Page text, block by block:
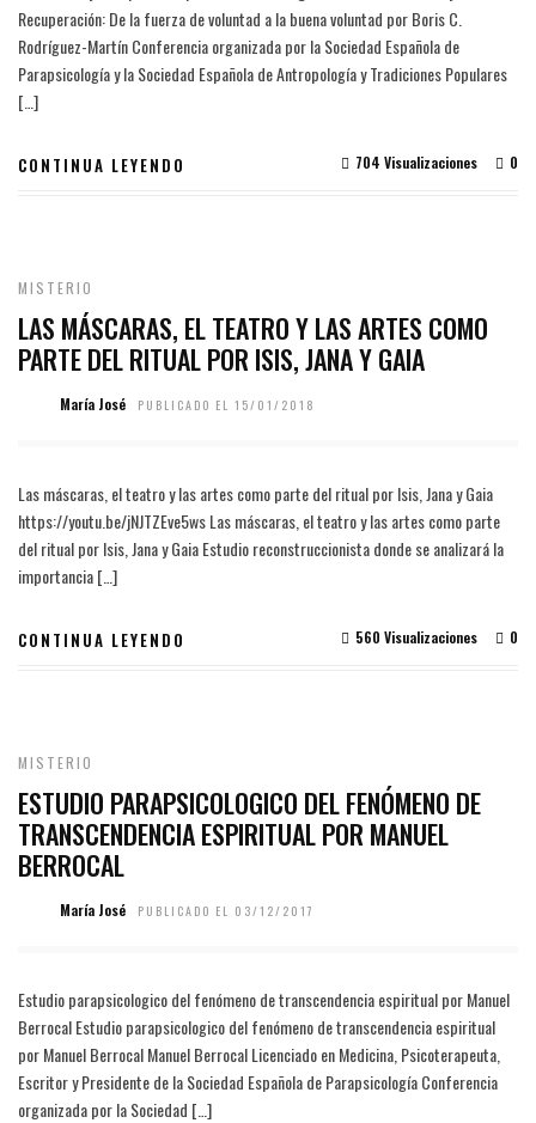
Recuperación: De la fuerza de voluntad a la buena voluntad por Boris C.
Rodríguez-Martín Conferencia organizada por la Sociedad Española de
Parapsicología y la Sociedad Española de Antropología y Tradiciones Populares
[…]
CONTINUA LEYENDO 0
704 Visualizaciones
MISTERIO
LAS MÁSCARAS, EL TEATRO Y LAS ARTES COMO
PARTE DEL RITUAL POR ISIS, JANA Y GAIA
María José PUBLICADO EL 15/01/2018
Las máscaras, el teatro y las artes como parte del ritual por Isis, Jana y Gaia
https://youtu.be/jNJTZEve5ws Las máscaras, el teatro y las artes como parte
del ritual por Isis, Jana y Gaia Estudio reconstruccionista donde se analizará la
importancia […]
CONTINUA LEYENDO 0
560 Visualizaciones
MISTERIO
ESTUDIO PARAPSICOLOGICO DEL FENÓMENO DE
TRANSCENDENCIA ESPIRITUAL POR MANUEL
BERROCAL
María José PUBLICADO EL 03/12/2017
Estudio parapsicologico del fenómeno de transcendencia espiritual por Manuel
Berrocal Estudio parapsicologico del fenómeno de transcendencia espiritual
por Manuel Berrocal Manuel Berrocal Licenciado en Medicina, Psicoterapeuta,
Escritor y Presidente de la Sociedad Española de Parapsicología Conferencia
organizada por la Sociedad […]